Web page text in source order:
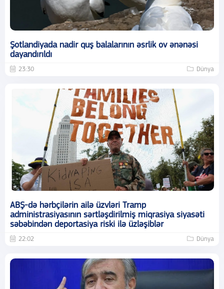
Şotlandiyada nadir quş balalarının əsrlik ov ənənəsi
dayandırıldı
23:30 Dünya
ABŞ-də hərbçilərin ailə üzvləri Tramp
administrasiyasının sərtləşdirilmiş miqrasiya siyasəti
səbəbindən deportasiya riski ilə üzləşiblər
22:02 Dünya